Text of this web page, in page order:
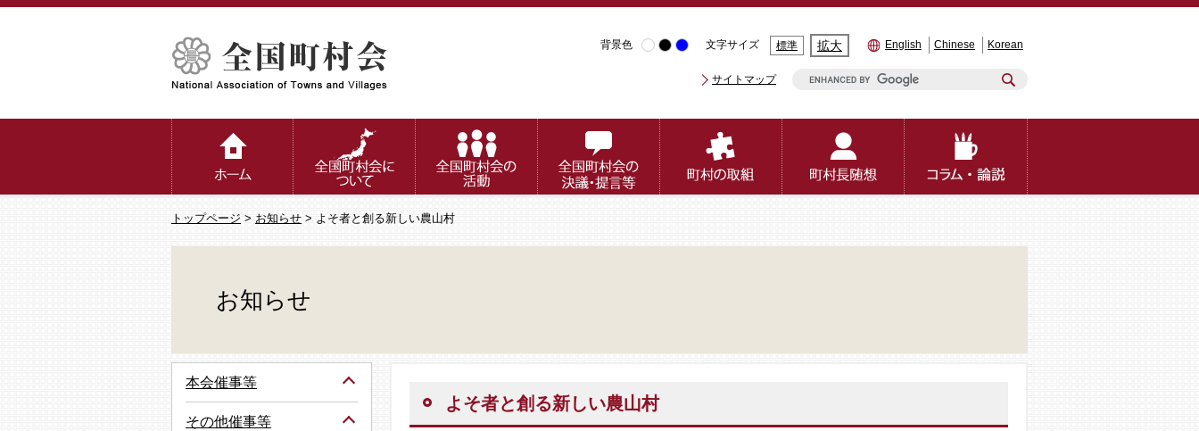
背景色 文字サイズ 標準 拡大 English Chinese Korean
サイトマップ
トップページ > お知らせ > よそ者と創る新しい農山村
お知らせ
よそ者と創る新しい農山村
本会催事等
その他催事等